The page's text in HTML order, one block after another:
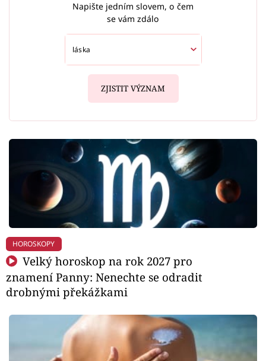
Napište jedním slovem, o čem
se vám zdálo
ZJISTIT VÝZNAM
HOROSKOPY
Velký horoskop na rok 2027 pro
znamení Panny: Nenechte se odradit
drobnými překážkami